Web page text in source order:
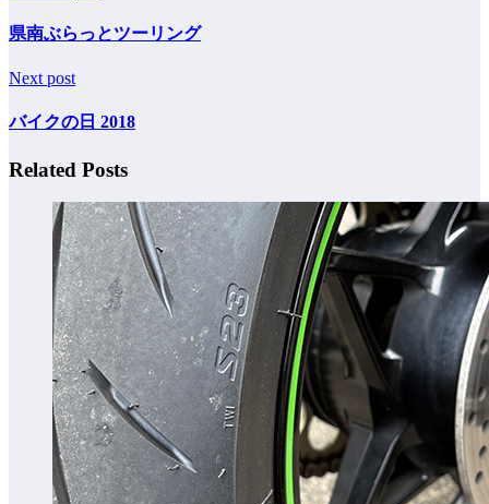
県南ぶらっとツーリング
Next post
バイクの日 2018
Related Posts